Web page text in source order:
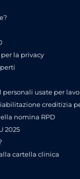
la privacy
personali usate per
creditizia
nomina RPD
2025
cartella clinica